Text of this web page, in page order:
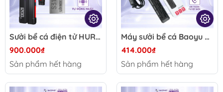
Sưởi bể cá điện tử HURRICANE AI KK-668 200W-1200W - Tích hợp hệ thống AI kiểm soát nhiệt độ tự ngắt khi cạn nước
900.000₫
Sản phẩm hết hàng
Máy sưởi bể cá Baoyu BY-E400 300W/500W - Chỉnh nhiệt điện tử, cảm biến chống cạn, giữ nhiệt ổn định cho hồ cá
414.000₫
Sản phẩm hết hàng